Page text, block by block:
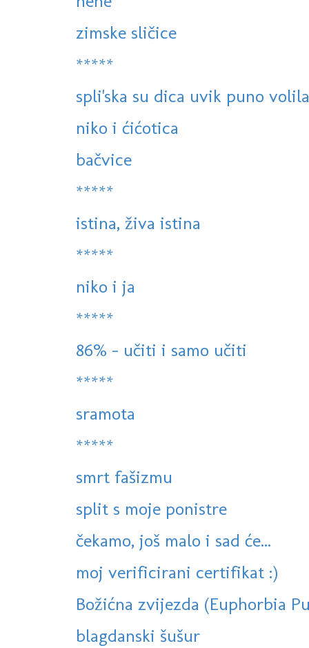
zimske sličice
*****
spli'ska su dica uvik puno
niko i ćićotica
bačvice
*****
istina, živa istina
*****
niko i ja
*****
86% - učiti i samo učiti
*****
sramota
*****
smrt fašizmu
split s moje ponistre
čekamo, još malo i sad će...
moj verificirani certifikat :)
Božićna zvijezda (Euphorbia
blagdanski šušur